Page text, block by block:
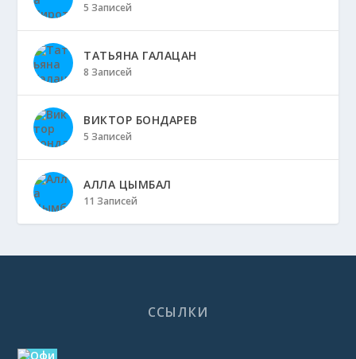
5 Записей
ТАТЬЯНА ГАЛАЦАН
8 Записей
ВИКТОР БОНДАРЕВ
5 Записей
АЛЛА ЦЫМБАЛ
11 Записей
ССЫЛКИ